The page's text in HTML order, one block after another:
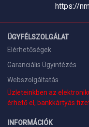
https://
ÜGYFÉLSZOLGÁLAT
Elérhetőségek
Garanciális Ügyintézés
Webszolgáltatás
Üzleteinkben az
érhető el, bankkártyás
INFORMÁCIÓK